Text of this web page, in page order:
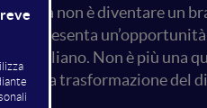
sfida non è diventare un
rappresenta
si ampliano. Non è più una
la vera trasformazione del